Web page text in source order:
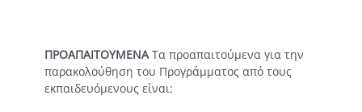
ΠΡΟΑΠΑΙΤΟΥΜΕΝΑΤα προαπαιτούμενα για την
παρακολούθηση του Προγράμματος από τους
εκπαιδευόμενους είναι: